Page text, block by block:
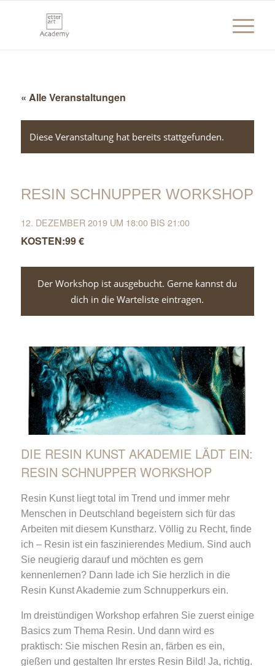
« Alle Veranstaltungen
Diese Veranstaltung hat bereits stattgefunden.
RESIN SCHNUPPER WORKSHOP
12. DEZEMBER 2019 UM 18:00BIS 21:00
99 €
Der Workshop ist ausgebucht. Gerne kannst du
dich in die Warteliste eintragen.
DIE RESIN KUNST AKADEMIE LÄDT EIN:
RESIN SCHNUPPER WORKSHOP
Resin Kunst liegt total im Trend und immer mehr
Menschen in Deutschland begeistern sich für das
Arbeiten mit diesem Kunstharz. Völlig zu Recht, finde
ich – Resin ist ein faszinierendes Medium. Sind auch
Sie neugierig darauf und möchten es gern
kennenlernen? Dann lade ich Sie herzlich in die
Resin Kunst Akademie zum Schnupperkurs ein.
Im dreistündigen Workshop erfahren Sie zuerst einige
Basics zum Thema Resin. Und dann wird es
praktisch: Sie mischen Resin an, färben es ein,
gießen und gestalten Ihr erstes Resin Bild! Ja, richtig.